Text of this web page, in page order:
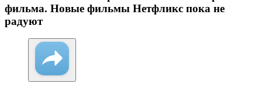
фильма. Новые фильмы Нетфликс пока не
радуют